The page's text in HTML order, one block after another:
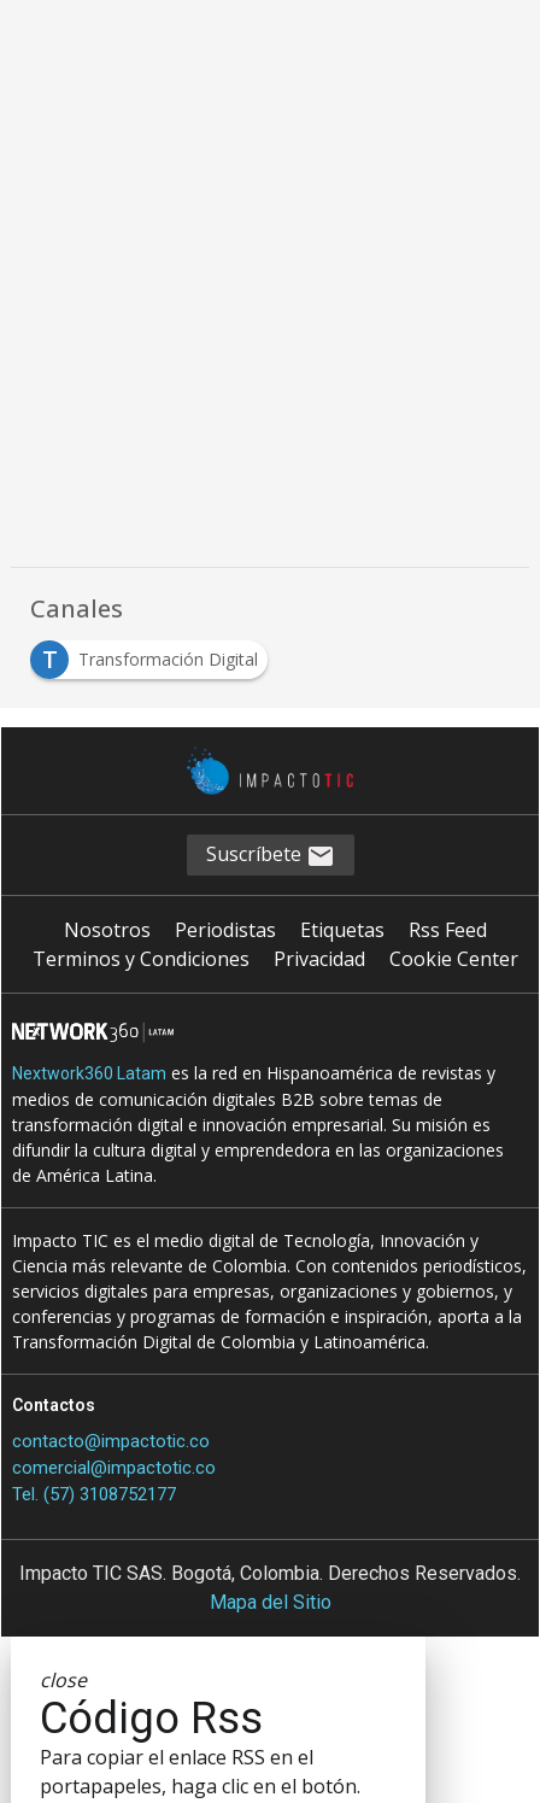
Canales
T
Transformación Digital
Suscríbete
Nosotros Periodistas Etiquetas
Rss Feed
Terminos y Condiciones
Privacidad Cookie Center
Nextwork360 Latam es la red en Hispanoamérica de revistas y
medios de comunicación digitales B2B sobre temas de
transformación digital e innovación empresarial. Su misión es
difundir la cultura digital y emprendedora en las organizaciones
de América Latina.
Impacto TIC es el medio digital de Tecnología, Innovación y
Ciencia más relevante de Colombia. Con contenidos periodísticos,
servicios digitales para empresas, organizaciones y gobiernos, y
conferencias y programas de formación e inspiración, aporta a la
Transformación Digital de Colombia y Latinoamérica.
Contactos
contacto@impactotic.co
comercial@impactotic.co
Tel. (57) 3108752177
Impacto TIC SAS. Bogotá, Colombia. Derechos Reservados.
Mapa del Sitio
close
Código Rss
Para copiar el enlace RSS en el
portapapeles, haga clic en el botón.